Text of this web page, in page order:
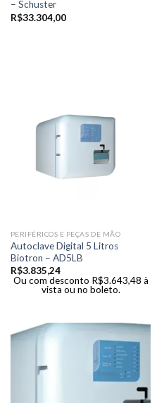
– Schuster
R$33.304,00
PERIFÉRICOS E PEÇAS DE MÃO
Autoclave Digital 5 Litros
Biotron – AD5LB
R$3.835,24
Ou com desconto R$3.643,48 à
vista ou no boleto.